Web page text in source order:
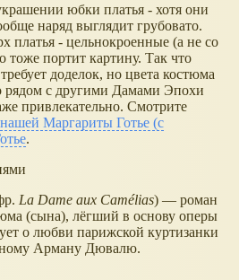
юбки платья - хотя они
наряд выглядит грубовато.
платья - цельнокроенные (а не со
тоже портит картину. Так что
доделок, но цвета костюма
рядом с другими Дамами Эпохи
привлекательно. Смотрите
Маргариты Готье (с
.
La Dame aux Camélias) — роман
(сына), лёгший в основу оперы
о любви парижской куртизанки
Арману Дювалю.